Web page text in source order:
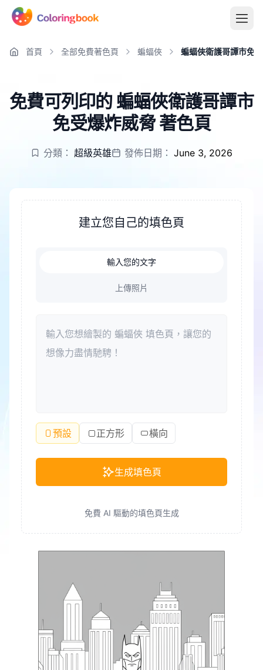
首頁 全部免費著色頁 蝙蝠俠 蝙蝠俠衛護哥譚市免
免費可列印的 蝙蝠俠衛護哥譚市
免受爆炸威脅 著色頁
分類： 超級英雄 發佈日期： June 3, 2026
建立您自己的填色頁
輸入您的文字
上傳照片
預設 正方形 橫向
生成填色頁
免費 AI 驅動的填色頁生成